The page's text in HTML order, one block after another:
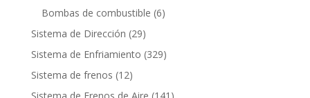
productos
Bombas de combustible 66
Sistema de Dirección 2929
productos
Sistema de Enfriamiento 329329
Sistema de frenos 1212
productos141